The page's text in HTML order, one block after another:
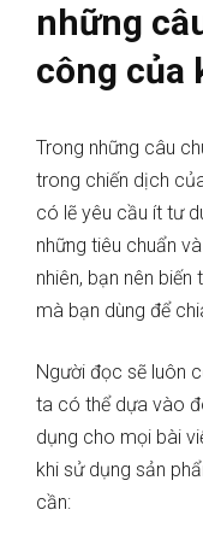
những
công của
Trong những câu
trong chiến dịch
có lẽ yêu cầu ít tư
những tiêu chuẩn
nhiên, bạn nên
mà bạn dùng để
Người đọc sẽ luôn
ta có thể dựa vào
dụng cho mọi bài
khi sử dụng sản
cần: